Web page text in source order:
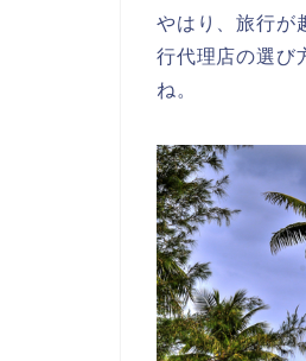
やはり、旅行が
行代理店の選び
ね。